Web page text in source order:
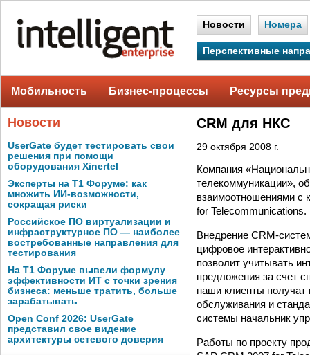
Новости Номера
Перспективные
Мобильность Бизнес-процессы Ресурсы
Новости
UserGate будет тестировать свои
решения при помощи
оборудования Xinertel
Эксперты на Т1 Форуме: как
множить ИИ-возможности,
сокращая риски
Российское ПО виртуализации и
инфраструктурное ПО — наиболее
востребованные направления для
тестирования
На Т1 Форуме вывели формулу
эффективности ИТ с точки зрения
бизнеса: меньше тратить, больше
зарабатывать
Open Conf 2026: UserGate
представил свое видение
архитектуры сетевого доверия
CRM для НКС
29 октября 2008 г.
Компания
телекоммуникации»,
взаимоотношениями с
for
Внедрение CRM-
цифровое
позволит учитывать
предложения за счет
наши клиенты получат
обслуживания и
системы начальник
Работы по проекту